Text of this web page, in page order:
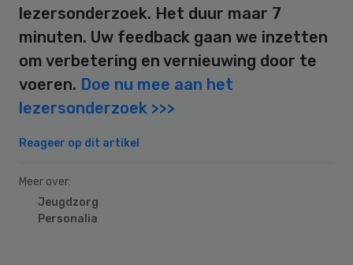
lezersonderzoek. Het duur maar 7
minuten. Uw feedback gaan we inzetten
om verbetering en vernieuwing door te
voeren. Doe nu mee aan het
lezersonderzoek >>>
Reageer op dit artikel
Meer over:
Jeugdzorg
Personalia